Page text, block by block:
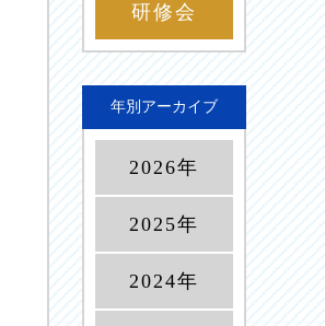
研修会
年別アーカイブ
2026年
2025年
2024年